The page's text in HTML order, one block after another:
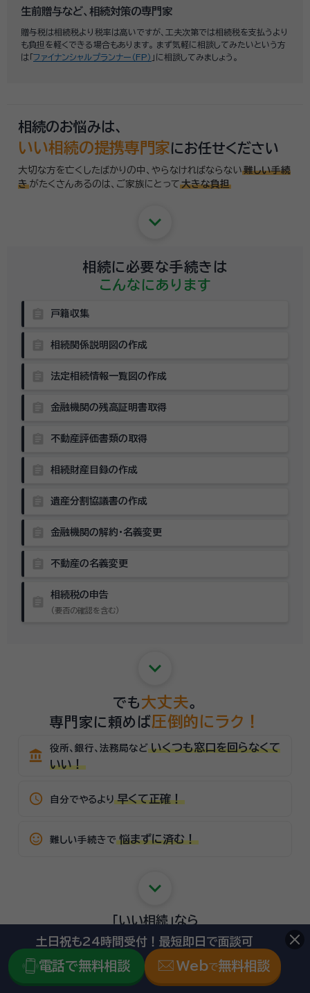
生前贈与など、相続対策の専門家
贈与税は相続税より税率は高いですが、工夫次第では相続税を支払うより
も負担を軽くできる場合もあります。 まず気軽に相談してみたいという方
は「ファイナンシャルプランナー（FP） 」に相談してみましょう。
相続のお悩みは、
いい相続の提携専門家にお任せください
大切な方を亡くしたばかりの中、やらなければならない 難しい手続
き がたくさんあるのは、 ご家族にとって 大きな負担
keyboard_arrow_down
相続に必要な手続きは
こんなにあります
戸籍収集
相続関係説明図の作成
法定相続情報一覧図の作成
金融機関の残高証明書取得
不動産評価書類の取得
相続財産目録の作成
遺産分割協議書の作成
金融機関の解約・名義変更
不動産の名義変更
相続税の申告
（要否の確認を含む）
keyboard_arrow_down
でも 大丈夫。
専門家に頼めば圧倒的にラク！
account_balance 役所、銀行、法務局など いくつも窓口を回らなくて
いい！
schedule 自分でやるより 早くて正確！
sentiment_satisfied_alt 難しい手続きで 悩まずに済む！
keyboard_arrow_down
「いい相続」なら
手続き1つから依頼可能！
相続・遺言
土日祝も24時間受付！最短即日で面談可
電話で無料相談 Webで無料相談